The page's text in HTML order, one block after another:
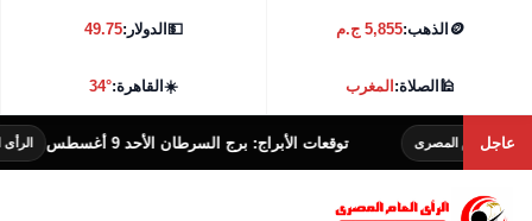
🪙 الذهب:5,855 ج.م 💵الدولار:49.75
🕌الصلاة:المغرب ☀️القاهرة:34°
عاجلالمصرى توقعات الأبراج: برج السرطان الأحد 9 أغسطس الرأى العام